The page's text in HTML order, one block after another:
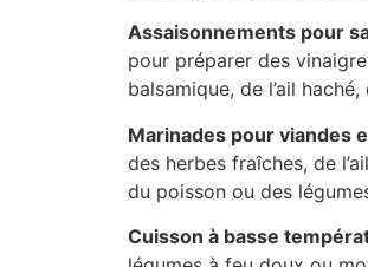
Assaisonnements pour
pour préparer des
balsamique, de l’ail
Marinades pour viandes
des herbes fraîches, de
du poisson ou des
Cuisson à basse